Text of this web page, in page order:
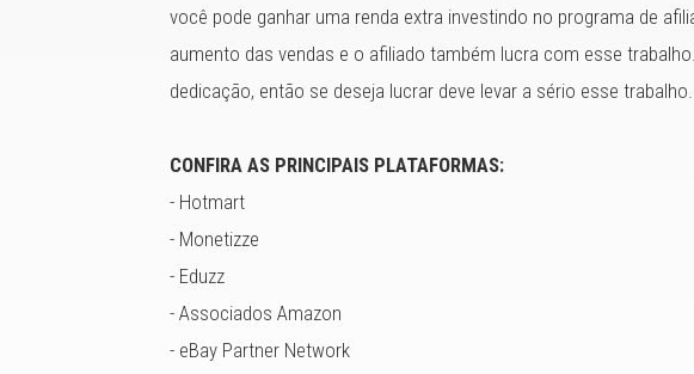
você pode ganhar uma renda extra investindo no programa de
aumento das vendas e o afiliado também lucra com esse
dedicação, então se deseja lucrar deve levar a sério esse trabalho.
CONFIRA AS PRINCIPAIS PLATAFORMAS:
- Hotmart
- Monetizze
- Eduzz
- Associados Amazon
- eBay Partner Network